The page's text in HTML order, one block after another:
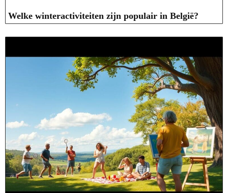
Welke winteractiviteiten zijn populair in België?